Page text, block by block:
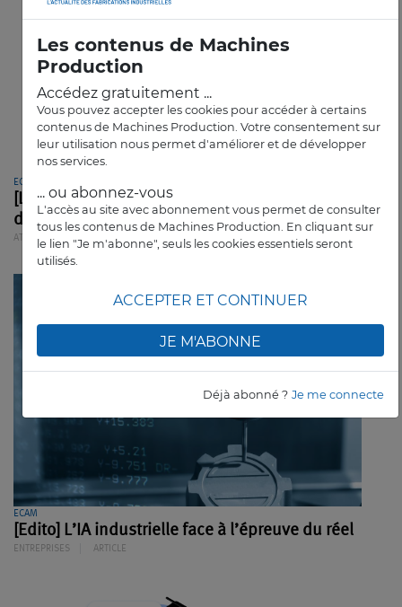
Les contenus de Machines
Production
Accédez gratuitement ...
Vous pouvez accepter les cookies pour accéder à certains
contenus de Machines Production. Votre consentement sur
leur utilisation nous permet d'améliorer et de développer
nos services.
... ou abonnez-vous
L'accès au site avec abonnement vous permet de consulter
tous les contenus de Machines Production. En cliquant sur
le lien "Je m'abonne", seuls les cookies essentiels seront
utilisés.
ACCEPTER ET CONTINUER
JE M'ABONNE
Déjà abonné ? Je me connecte
ECAM
[Livre] Un guide pour bien structurer sa
démarche IA
ATELIER ARTICLE
ECAM
[Edito] L’IA industrielle face à l’épreuve du réel
ENTREPRISES ARTICLE